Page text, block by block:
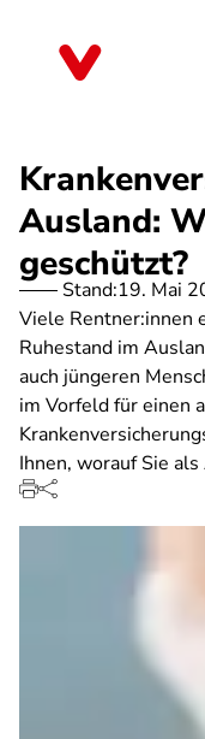
Ausland:
geschützt?
Stand:19. Mai
Viele Rentner:innen
Ruhestand im
auch jüngeren
im Vorfeld für einen
Ihnen, worauf Sie